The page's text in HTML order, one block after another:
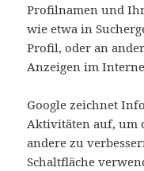
Profilnamen und
wie etwa in
Profil, oder an
Anzeigen im
Google zeichnet
Aktivitäten auf, um
andere zu
Schaltfläche